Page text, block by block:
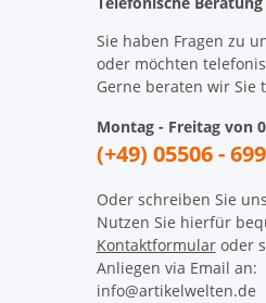
Sie haben Fragen zu
oder möchten
Gerne beraten wir Sie
Montag - Freitag von
(+49) 05506 -
Oder schreiben Sie
Nutzen Sie hierfür
Kontaktformularoder
Anliegen via Email an:
info@artikelwelten.de